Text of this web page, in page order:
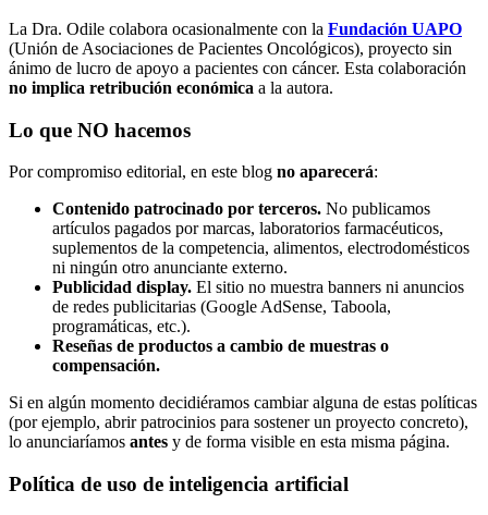
La Dra. Odile colabora ocasionalmente con la Fundación UAPO
(Unión de Asociaciones de Pacientes Oncológicos), proyecto sin
ánimo de lucro de apoyo a pacientes con cáncer. Esta colaboración
no implica retribución económica a la autora.
Lo que NO hacemos
Por compromiso editorial, en este blog no aparecerá:
Contenido patrocinado por terceros. No publicamos
artículos pagados por marcas, laboratorios farmacéuticos,
suplementos de la competencia, alimentos, electrodomésticos
ni ningún otro anunciante externo.
Publicidad display. El sitio no muestra banners ni anuncios
de redes publicitarias (Google AdSense, Taboola,
programáticas, etc.).
Reseñas de productos a cambio de muestras o
compensación.
Si en algún momento decidiéramos cambiar alguna de estas políticas
(por ejemplo, abrir patrocinios para sostener un proyecto concreto),
lo anunciaríamos antes y de forma visible en esta misma página.
Política de uso de inteligencia artificial